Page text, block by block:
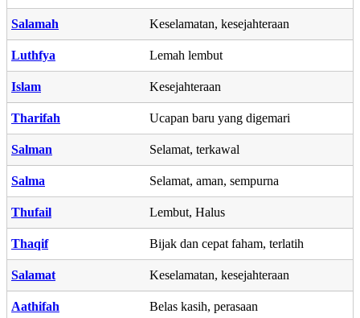
Salamah Keselamatan, kesejahteraan
Luthfya Lemah lembut
Islam Kesejahteraan
Tharifah Ucapan baru yang digemari
Salman Selamat, terkawal
Salma Selamat, aman, sempurna
Thufail Lembut, Halus
Thaqif Bijak dan cepat faham, terlatih
Salamat Keselamatan, kesejahteraan
Aathifah Belas kasih, perasaan